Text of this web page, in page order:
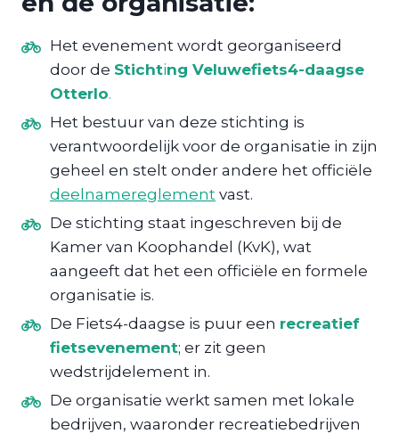
Het evenement wordt georganiseerd
door de Stichting Veluwefiets4-daagse
Otterlo.
Het bestuur van deze stichting is
verantwoordelijk voor de organisatie in zijn
geheel en stelt onder andere het officiële
deelnamereglement vast.
De stichting staat ingeschreven bij de
Kamer van Koophandel (KvK), wat
aangeeft dat het een officiële en formele
organisatie is.
De Fiets4-daagse is puur een recreatief
fietsevenement; er zit geen
wedstrijdelement in.
De organisatie werkt samen met lokale
bedrijven, waaronder recreatiebedrijven